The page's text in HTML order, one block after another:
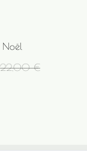
22,00 €